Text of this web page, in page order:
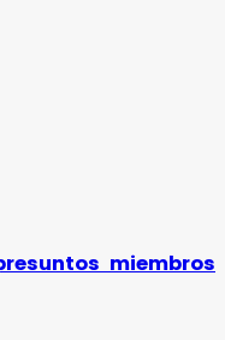
miembros